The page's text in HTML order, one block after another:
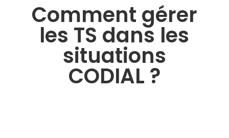
Comment gérer
les TS dans les
situations
CODIAL ?